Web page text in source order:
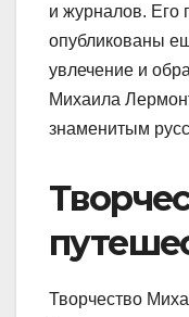
и журналов. Его
опубликованы
увлечение и
Михаила
знаменитым
Творчество